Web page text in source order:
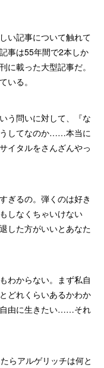
い記事について触れて
事は55年間で2本しか
に載った大型記事だ。
いる。
う問いに対して、『な
してなのか……本当に
イタルをさんざんやっ
ぎるの。弾くのは好き
しなくちゃいけない
した方がいいとあなた
わからない。まず私自
どれくらいあるかわか
自由に生きたい……それ
らアルゲリッチは何と